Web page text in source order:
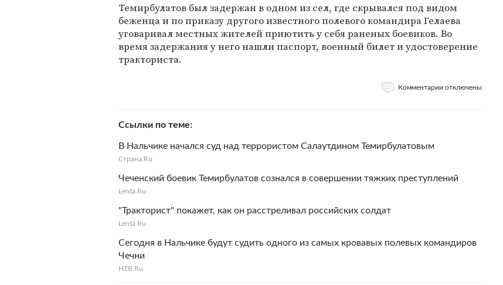
Темирбулатов был задержан в одном из сел, где скрывался под видом
беженца и по приказу другого известного полевого командира Гелаева
уговаривал местных жителей приютить у себя раненых боевиков. Во
время задержания у него нашли паспорт, военный билет и удостоверение
тракториста.
Комментарии отключены
Ссылки по теме
В Нальчике начался суд над террористом Салаутдином Темирбулатовым
Cтрана.Ru
Чеченский боевик Темирбулатов сознался в совершении тяжких преступлений
Lenta.Ru
"Тракторист" покажет, как он расстреливал российских солдат
Lenta.Ru
Сегодня в Нальчике будут судить одного из самых кровавых полевых командиров
Чечни
HTB.Ru